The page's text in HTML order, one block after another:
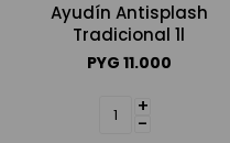
Ayudín Antisplash
Tradicional 1l
PYG 11.000
+
-